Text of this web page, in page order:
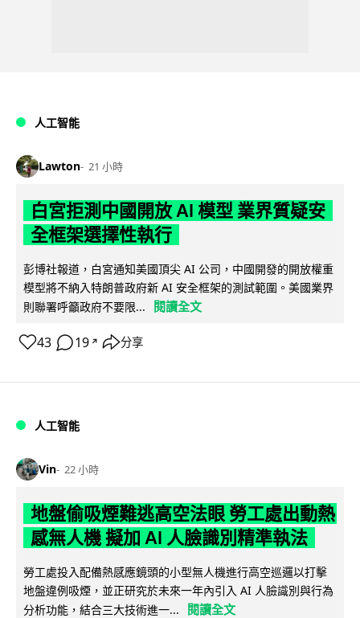
人工智能
Lawton 21 小時
白宮拒測中國開放 AI 模型 業界質疑安
全框架選擇性執行
彭博社報道，白宮通知美國頂尖 AI 公司，中國開發的開放權重
模型將不納入特朗普政府新 AI 安全框架的測試範圍。美國業界
則聯署呼籲政府不要限...
閱讀全文
43 19 ↗ 分享
人工智能
Vin 22 小時
地盤偷吸煙難逃高空法眼 勞工處出動熱
感無人機 擬加 AI 人臉識別精準執法
勞工處投入配備熱感應鏡頭的小型無人機進行高空巡邏以打擊
地盤違例吸煙，並正研究於未來一年內引入 AI 人臉識別與行為
分析功能，結合三大技術進一...
閱讀全文